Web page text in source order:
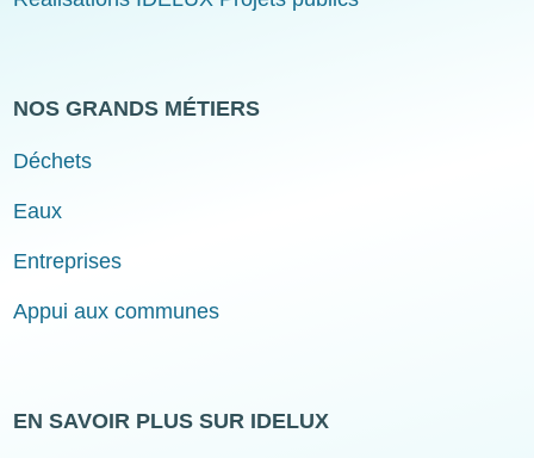
NOS GRANDS MÉTIERS
Déchets
Eaux
Entreprises
Appui aux communes
EN SAVOIR PLUS SUR IDELUX